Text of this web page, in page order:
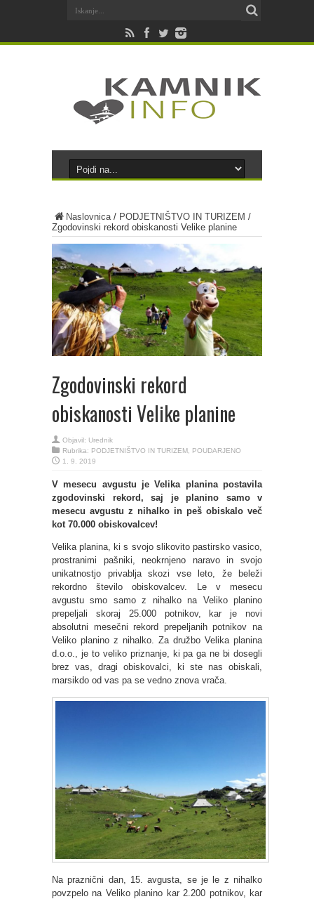
Naslovnica/ PODJETNIŠTVO IN TURIZEM /
Zgodovinski rekord obiskanosti Velike planine
Zgodovinski rekord
obiskanosti Velike planine
Objavil: Urednik
Rubrika: PODJETNIŠTVO IN TURIZEM
POUDARJENO
1. 9. 2019
V mesecu avgustu je Velika planina postavila
zgodovinski rekord, saj je planino samo v
mesecu avgustu z nihalko in peš obiskalo več
kot 70.000 obiskovalcev!
Velika planina, ki s svojo slikovito pastirsko vasico,
prostranimi pašniki, neokrnjeno naravo in svojo
unikatnostjo privablja skozi vse leto, že beleži
rekordno število obiskovalcev. Le v mesecu
avgustu smo samoz nihalko na Veliko planino
prepeljali skoraj 25.000 potnikov, kar je novi
absolutni mesečni rekord prepeljanih potnikov na
Veliko planino z nihalko.
Za družbo Velika planina
d.o.o., je to veliko priznanje, ki pa ga ne bi dosegli
brez vas, dragi obiskovalci, ki ste nas obiskali,
marsikdo od vas pa se vedno znova vrača.
Na praznični dan, 15. avgusta, se je le z nihalko
povzpelo na Veliko planino kar 2.200 potnikov, kar